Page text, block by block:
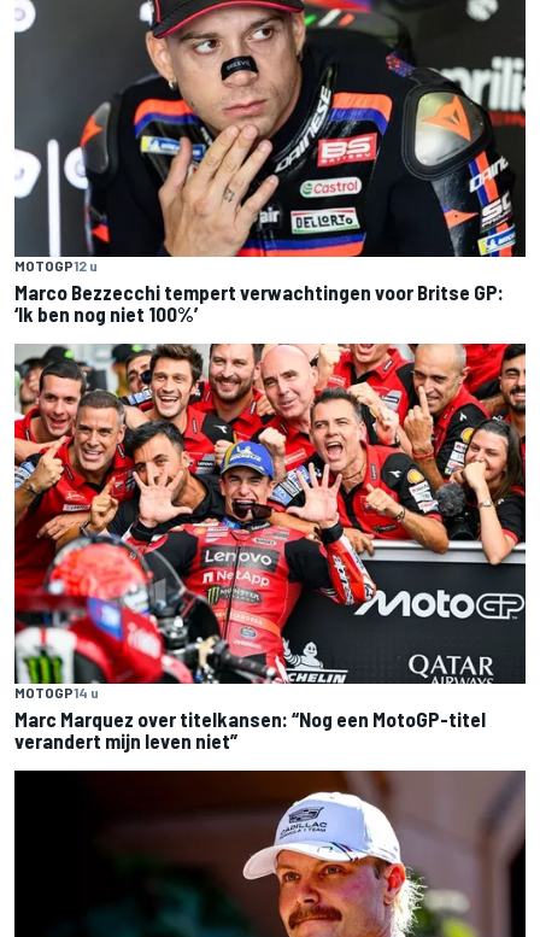
MOTOGP12 u
Marco Bezzecchi tempert verwachtingen voor Britse GP:
‘Ik ben nog niet 100%’
MOTOGP14 u
Marc Marquez over titelkansen: “Nog een MotoGP-titel
verandert mijn leven niet”